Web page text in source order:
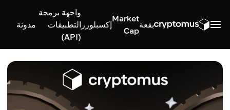
بقعة
Market
Cap
إكسبلورر
واجهة برمجة
التطبيقات
(API)
مدونة